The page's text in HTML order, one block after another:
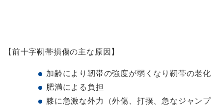
【前十字靭帯損傷の主な原因】
加齢により靭帯の強度が弱くなり靭帯の老化
肥満による負担
膝に急激な外力（外傷、打撲、急なジャンプ